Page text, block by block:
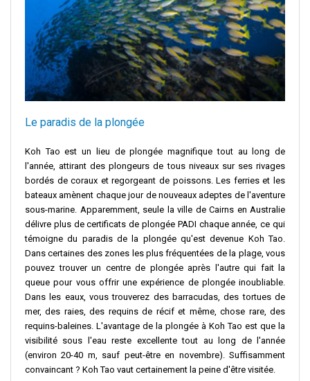
Le paradis de la plongée
Koh Tao est un lieu de plongée magnifique tout au long de
l'année, attirant des plongeurs de tous niveaux sur ses rivages
bordés de coraux et regorgeant de poissons. Les ferries et les
bateaux amènent chaque jour de nouveaux adeptes de l'aventure
sous-marine. Apparemment, seule la ville de Cairns en Australie
délivre plus de certificats de plongée PADI chaque année, ce qui
témoigne du paradis de la plongée qu'est devenue Koh Tao.
Dans certaines des zones les plus fréquentées de la plage, vous
pouvez trouver un centre de plongée après l'autre qui fait la
queue pour vous offrir une expérience de plongée inoubliable.
Dans les eaux, vous trouverez des barracudas, des tortues de
mer, des raies, des requins de récif et même, chose rare, des
requins-baleines. L'avantage de la plongée à Koh Tao est que la
visibilité sous l'eau reste excellente tout au long de l'année
(environ 20-40 m, sauf peut-être en novembre). Suffisamment
convaincant ? Koh Tao vaut certainement la peine d'être visitée.